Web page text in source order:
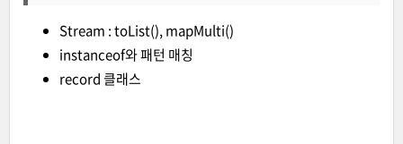
Stream : toList(), mapMulti()
instanceof와 패턴 매칭
record 클래스